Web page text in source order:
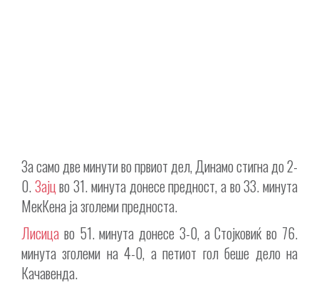
За само две минути во првиот дел, Динамо стигна до 2-
0.Зајцво 31. минута донесе предност, а во 33. минута
МекКена ја зголеми предноста.
Лисица во 51. минута донесе 3-0, а Стојковиќ во 76.
минута зголеми на 4-0, а петиот гол беше дело на
Качавенда.